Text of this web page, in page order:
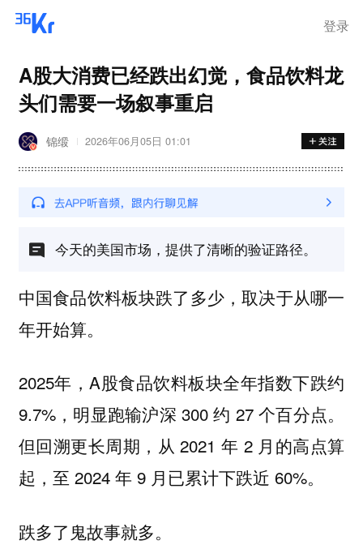
登录
A股大消费已经跌出幻觉，食品饮料龙
头们需要一场叙事重启
锦缎 2026年06月05日 01:01
今天的美国市场，提供了清晰的验证路径。
中国食品饮料板块跌了多少，取决于从哪一
年开始算。
2025年，A股食品饮料板块全年指数下跌约
9.7%，明显跑输沪深 300 约 27 个百分点。
但回溯更长周期，从 2021 年 2 月的高点算
起，至 2024 年 9 月已累计下跌近 60%。
跌多了鬼故事就多。